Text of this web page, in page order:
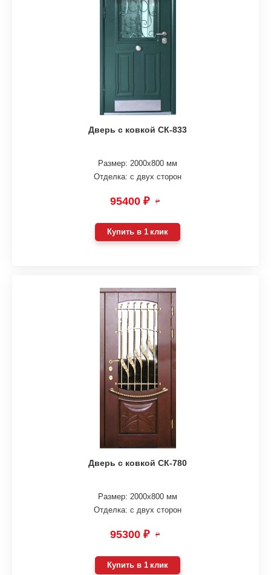
Дверь с ковкой СК-833
Размер: 2000х800 мм
Отделка: с двух сторон
95400 ₽ ₽
Купить в 1 клик
Дверь с ковкой СК-780
Размер: 2000х800 мм
Отделка: с двух сторон
95300 ₽ ₽
Купить в 1 клик